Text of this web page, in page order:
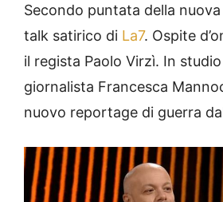
Secondo puntata della
talk satirico di La7. Ospite
il regista Paolo Virzì. In
giornalista Francesca
nuovo reportage di guerra